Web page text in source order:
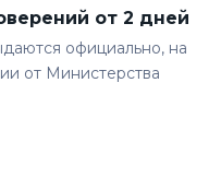
от 2 дней
официально, на
от Министерства